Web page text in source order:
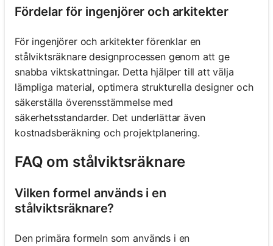
Fördelar för ingenjörer och arkitekter
För ingenjörer och arkitekter förenklar en
stålviktsräknare designprocessen genom att ge
snabba viktskattningar. Detta hjälper till att välja
lämpliga material, optimera strukturella designer och
säkerställa överensstämmelse med
säkerhetsstandarder. Det underlättar även
kostnadsberäkning och projektplanering.
FAQ om stålviktsräknare
Vilken formel används i en
stålviktsräknare?
Den primära formeln som används i en